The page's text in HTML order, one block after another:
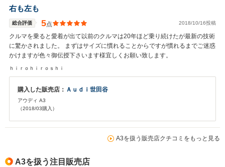
右も左も
総合評価 5点 2018/10/16投稿
クルマを乗ると愛着が出て以前のクルマは20年ほど乗り続けたが最新の技術
に驚かされました。 まずはサイズに慣れることからですが慣れるまでご迷惑
かけますが色々御伝授下さいます様宜しくお願い致します。
ｈｉｒｏｈｉｒｏｓｈｉ
購入した販売店： Ａｕｄｉ世田谷
アウディ A3
（2018/03購入）
A3を扱う販売店クチコミをもっと見る
A3を扱う注目販売店